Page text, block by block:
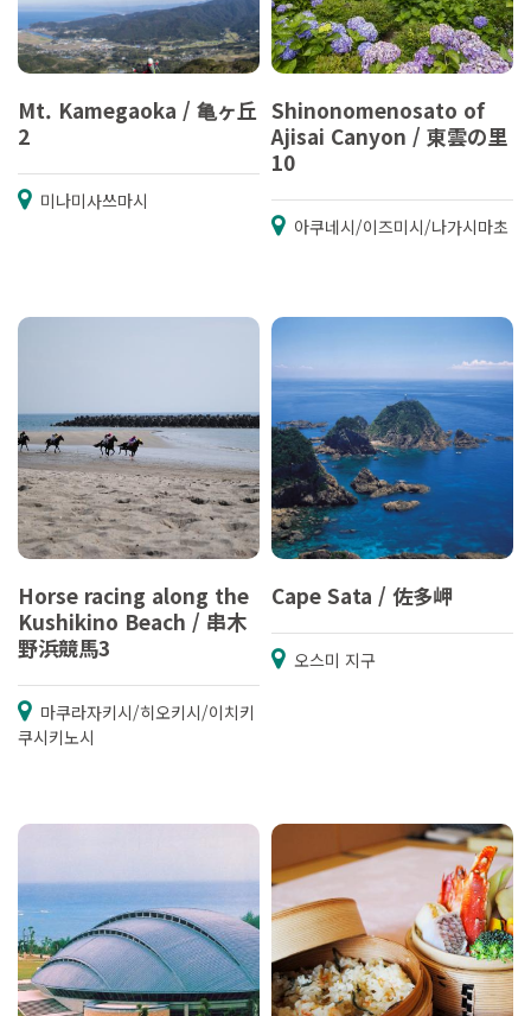
Mt. Kamegaoka / 亀ヶ丘
2
미나미사쓰마시
Shinonomenosato of
Ajisai Canyon / 東雲の里
10
아쿠네시/이즈미시/나가시마초
Horse racing along the
Kushikino Beach / 串木
野浜競馬3
마쿠라자키시/히오키시/이치키
쿠시키노시
Cape Sata / 佐多岬
오스미 지구